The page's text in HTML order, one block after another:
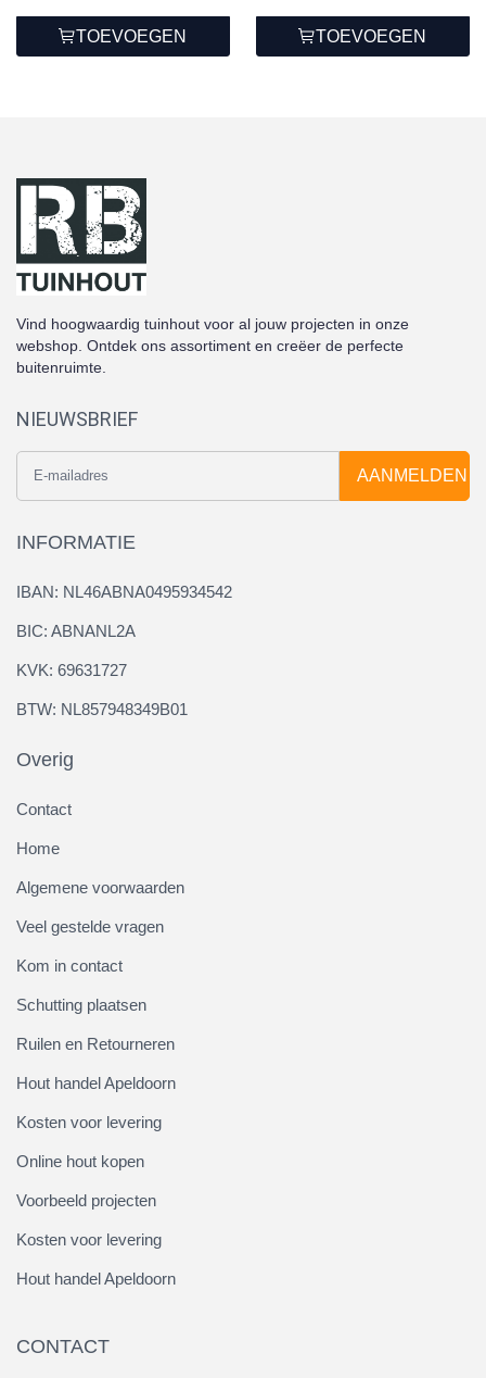
TOEVOEGEN TOEVOEGEN
Vind hoogwaardig tuinhout voor al jouw projecten in onze
webshop. Ontdek ons assortiment en creëer de perfecte
buitenruimte.
NIEUWSBRIEF
AANMELDEN
INFORMATIE
IBAN: NL46ABNA0495934542
BIC: ABNANL2A
KVK: 69631727
BTW: NL857948349B01
Overig
Contact
Home
Algemene voorwaarden
Veel gestelde vragen
Kom in contact
Schutting plaatsen
Ruilen en Retourneren
Hout handel Apeldoorn
Kosten voor levering
Online hout kopen
Voorbeeld projecten
Kosten voor levering
Hout handel Apeldoorn
CONTACT